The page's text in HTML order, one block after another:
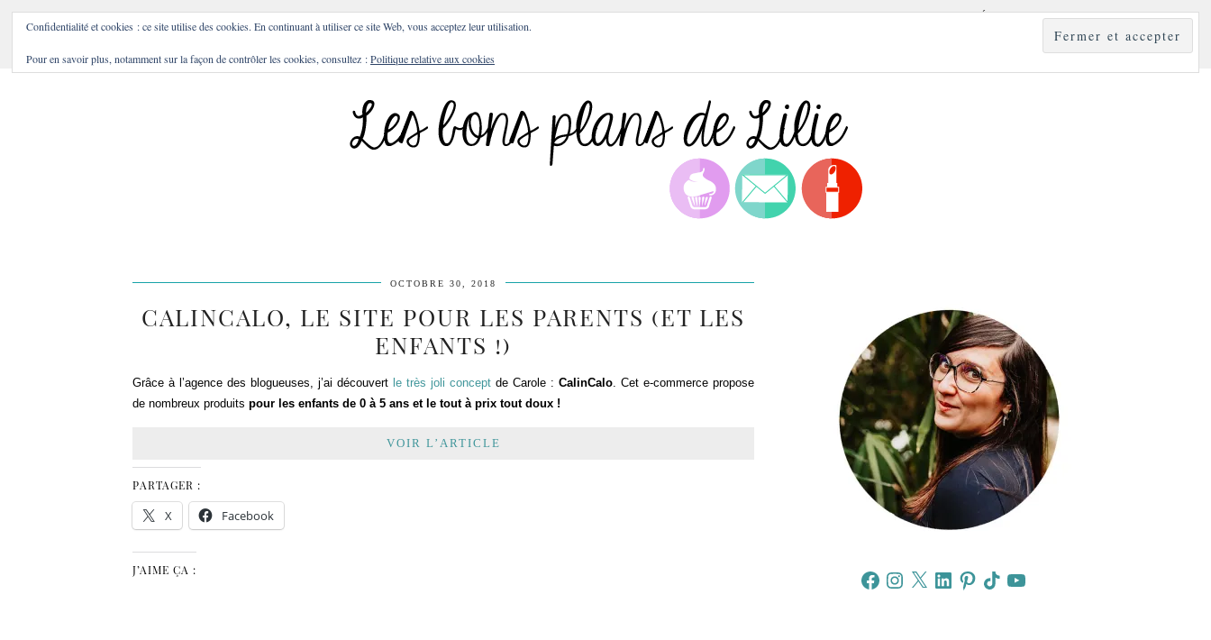
OCTOBRE 30, 2018
CALINCALO, LE SITE POUR LES PARENTS (ET LES
ENFANTS !)
Grâce à l’agence des blogueuses, j’ai découvert le très joli concept de Carole : CalinCalo. Cet e-commerce propose
de nombreux produits pour les enfants de 0 à 5 ans et le tout à prix tout doux !
VOIR L’ARTICLE
PARTAGER :
X Facebook
J’AIME ÇA : FacebookInstagram
X LinkedInPinterestTikTokYouTube
Confidentialité et cookies : ce site utilise des cookies. En continuant à utiliser ce site Web, vous acceptez leur utilisation.
Pour en savoir plus, notamment sur la façon de contrôler les cookies, consultez :Politique relative aux cookies